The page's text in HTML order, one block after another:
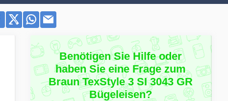
Benötigen Sie Hilfe oder
haben Sie eine Frage zum
Braun TexStyle 3 SI 3043 GR
Bügeleisen?